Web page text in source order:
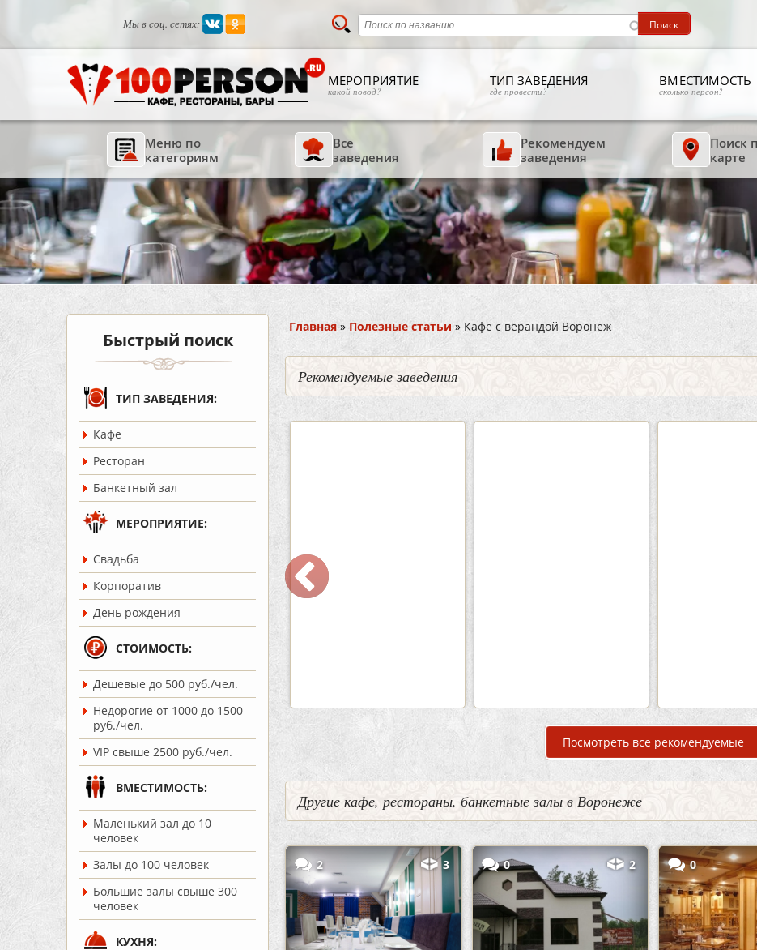
Мы в соц. сетях:
МЕРОПРИЯТИЕ
какой повод?
ТИП ЗАВЕДЕНИЯ
где провести?
ВМЕСТИМОСТЬ
сколько персон?
Меню по
категориям
Все
заведения
Рекомендуем
заведения
Поиск
карте
Быстрый поиск
ТИП ЗАВЕДЕНИЯ:
Кафе
Ресторан
Банкетный зал
МЕРОПРИЯТИЕ:
Cвадьба
Корпоратив
День рождения
СТОИМОСТЬ:
Дешевые до 500 руб./чел.
Недорогие от 1000 до 1500
руб./чел.
VIP свыше 2500 руб./чел.
ВМЕСТИМОСТЬ:
Маленький зал до 10
человек
Залы до 100 человек
Большие залы свыше 300
человек
КУХНЯ:
Вы здесь
Главная » Полезные статьи » Кафе с верандой Воронеж
Рекомендуемые заведения
5
до 160 чел.
1200 руб./чел.
Кафе «Шишка»
Вместимость:
Ценаот 1700 руб./чел.
Район:
подробнее
Посмотреть все рекомендуемые
Другие кафе, рестораны, банкетные залы в Воронеже
2 3 0 2 0